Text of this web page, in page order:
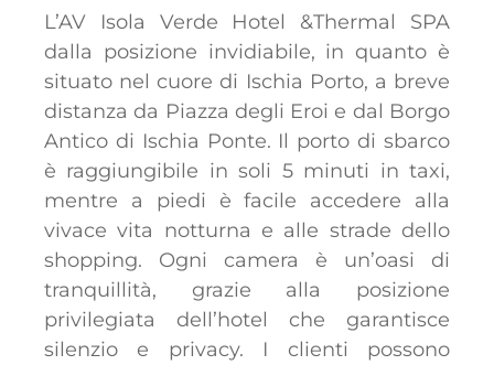
L’AV Isola Verde Hotel &Thermal SPA
dalla posizione invidiabile, in quanto è
situato nel cuore di Ischia Porto, a breve
distanza da Piazza degli Eroi e dal Borgo
Antico di Ischia Ponte. Il porto di sbarco
è raggiungibile in soli 5 minuti in taxi,
mentre a piedi è facile accedere alla
vivace vita notturna e alle strade dello
shopping. Ogni camera è un’oasi di
tranquillità, grazie alla posizione
privilegiata dell’hotel che garantisce
silenzio e privacy. I clienti possono